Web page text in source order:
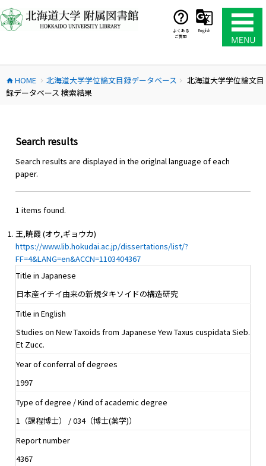
ン
テ
ス
キ
よくある
ご質問
English
home HOME chevron_right 北海道大学学位論文目録データベース chevron_right
北海道大学学位論文目
録データベース 検索結果
Search results
Search results are displayed in the origlnal language of each
paper.
1 items found.
王,暁霞 (オウ,ギョウカ)
https://www.lib.hokudai.ac.jp/dissertations/list/?
FF=4&LANG=en&ACCN=1103404367
Title in Japanese
日本産イチイ由来の新規タキソイドの構造研究
Title in English
Studies on New Taxoids from Japanese Yew Taxus cuspidata Sieb.
Et Zucc.
Year of conferral of degrees
1997
Type of degree / Kind of academic degree
1（課程博士） / 034（博士(薬学)）
Report number
4367